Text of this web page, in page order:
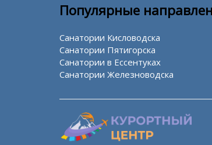
Популярные
Санатории Кисловодска
Санатории Пятигорска
Санатории в Ессентуках
Санатории Железноводска